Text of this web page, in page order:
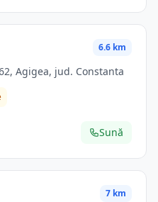
6.6 km
Agigea, jud. Constanta
Sună
7 km